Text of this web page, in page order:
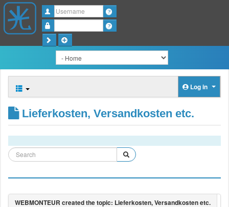
Username
Log in
Lieferkosten, Versandkosten etc.